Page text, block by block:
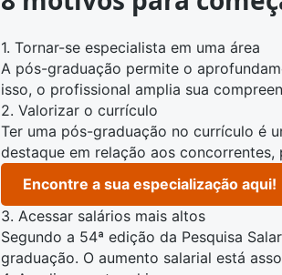
1. Tornar-se especialista em uma área
A pós-graduação permite o
isso, o profissional amplia sua
2. Valorizar o currículo
Ter uma pós-graduação no currículo é
destaque em relação aos
Encontre a sua especialização aqui!
3. Acessar salários mais altos
Segundo a 54ª edição da Pesquisa
graduação. O aumento salarial está